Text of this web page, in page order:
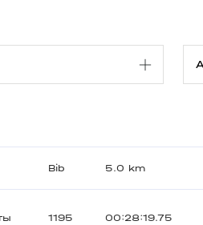
Bib 5.0 km
1195 00:28:19.75